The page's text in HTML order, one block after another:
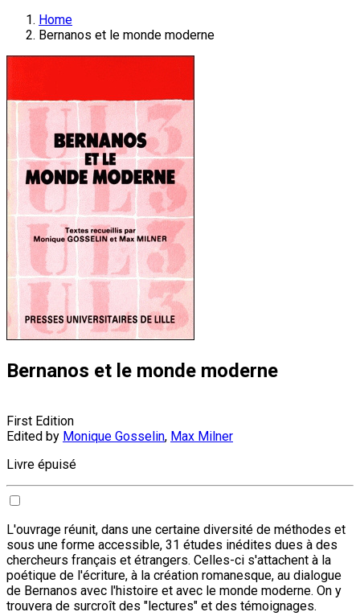
Home
Bernanos et le monde moderne
Bernanos et le monde moderne
First Edition
Edited by Monique Gosselin, Max Milner
Livre épuisé
L'ouvrage réunit, dans une certaine diversité de méthodes et
sous une forme accessible, 31 études inédites dues à des
chercheurs français et étrangers. Celles-ci s'attachent à la
poétique de l'écriture, à la création romanesque, au dialogue
de Bernanos avec l'histoire et avec le monde moderne. On y
trouvera de surcroît des "lectures" et des témoignages.